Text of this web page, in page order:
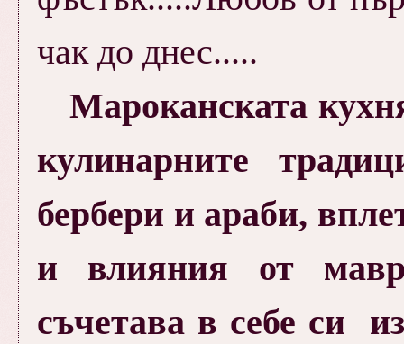
чак до днес.....
Мароканската
кулинарните
бербери и араби,
и влияния от
съчетава в себе си